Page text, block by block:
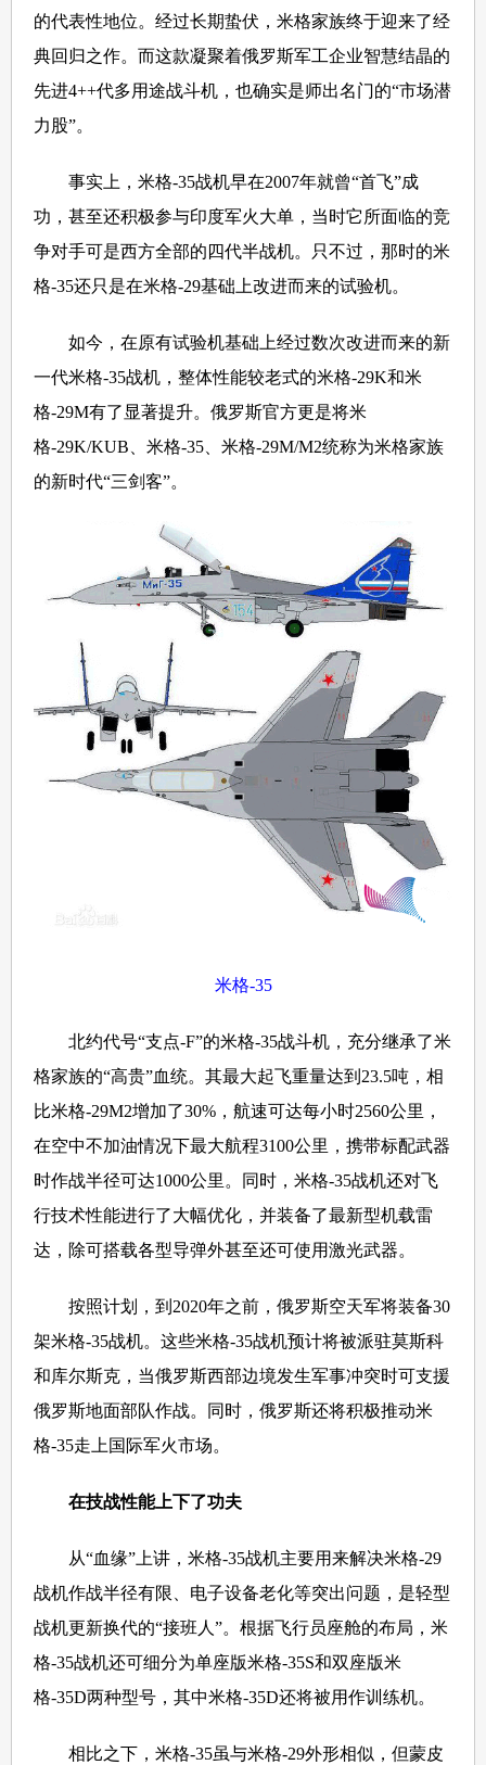
的代表性地位。经过长期蛰伏，米格家族终于迎来了经
典回归之作。而这款凝聚着俄罗斯军工企业智慧结晶的
先进4++代多用途战斗机，也确实是师出名门的“市场潜
力股”。
事实上，米格-35战机早在2007年就曾“首飞”成
功，甚至还积极参与印度军火大单，当时它所面临的竞
争对手可是西方全部的四代半战机。只不过，那时的米
格-35还只是在米格-29基础上改进而来的试验机。
如今，在原有试验机基础上经过数次改进而来的新
一代米格-35战机，整体性能较老式的米格-29K和米
格-29M有了显著提升。俄罗斯官方更是将米
格-29K/KUB、米格-35、米格-29M/M2统称为米格家族
的新时代“三剑客”。
米格-35
北约代号“支点-F”的米格-35战斗机，充分继承了米
格家族的“高贵”血统。其最大起飞重量达到23.5吨，相
比米格-29M2增加了30%，航速可达每小时2560公里，
在空中不加油情况下最大航程3100公里，携带标配武器
时作战半径可达1000公里。同时，米格-35战机还对飞
行技术性能进行了大幅优化，并装备了最新型机载雷
达，除可搭载各型导弹外甚至还可使用激光武器。
按照计划，到2020年之前，俄罗斯空天军将装备30
架米格-35战机。这些米格-35战机预计将被派驻莫斯科
和库尔斯克，当俄罗斯西部边境发生军事冲突时可支援
俄罗斯地面部队作战。同时，俄罗斯还将积极推动米
格-35走上国际军火市场。
在技战性能上下了功夫
从“血缘”上讲，米格-35战机主要用来解决米格-29
战机作战半径有限、电子设备老化等突出问题，是轻型
战机更新换代的“接班人”。根据飞行员座舱的布局，米
格-35战机还可细分为单座版米格-35S和双座版米
格-35D两种型号，其中米格-35D还将被用作训练机。
相比之下，米格-35虽与米格-29外形相似，但蒙皮